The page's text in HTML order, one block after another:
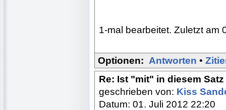
1-mal bearbeitet. Zuletzt am
Optionen: Antworten •
Re: Ist "mit" in diesem
geschrieben von: Kiss
Datum: 01. Juli 2012 22:20